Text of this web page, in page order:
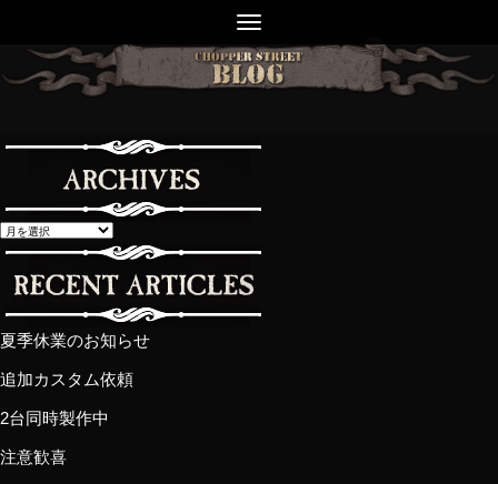
夏季休業のお知らせ
追加カスタム依頼
2台同時製作中
注意歓喜